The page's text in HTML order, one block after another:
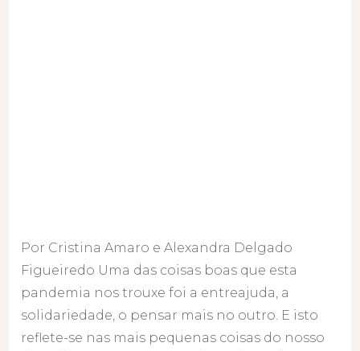
Por Cristina Amaro e Alexandra Delgado
Figueiredo Uma das coisas boas que esta
pandemia nos trouxe foi a entreajuda, a
solidariedade, o pensar mais no outro. E isto
reflete-se nas mais pequenas coisas do nosso